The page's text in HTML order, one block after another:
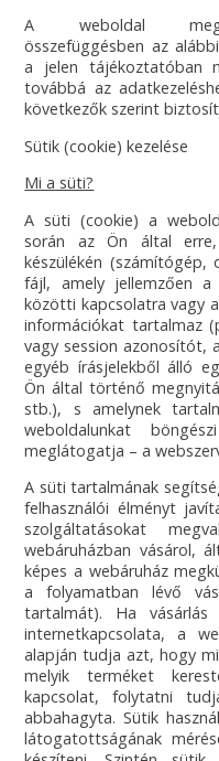
A weboldal
összefüggésben az
a jelen tájékoztatóban
továbbá az
következők szerint
Sütik (cookie) kezelése
Mi a süti?
A süti (cookie) a
során az Ön által
készülékén (számítógép,
fájl, amely jellemzően a
közötti kapcsolatra vagy
információkat tartalmaz
vagy session azonosítót,
egyéb írásjelekből álló
Ön által történő
stb.), s amelynek
weboldalunkat
meglátogatja – a
A süti tartalmának
felhasználói élményt
szolgáltatásokat
webáruházban vásárol,
képes a webáruház
a folyamatban lévő
tartalmát). Ha
internetkapcsolata, a
alapján tudja azt, hogy
melyik terméket
kapcsolat, folytatni
abbahagyta. Sütik
látogatottságának